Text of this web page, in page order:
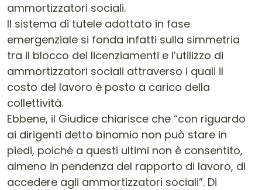
ammortizzatori sociali.
Il sistema di tutele adottato in fase
emergenziale si fonda infatti sulla simmetria
tra il blocco dei licenziamenti e l’utilizzo di
ammortizzatori sociali attraverso i quali il
costo del lavoro è posto a carico della
collettività.
Ebbene, il Giudice chiarisce che “con riguardo
ai dirigenti detto binomio non può stare in
piedi, poiché a questi ultimi non è consentito,
almeno in pendenza del rapporto di lavoro, di
accedere agli ammortizzatori sociali”. Di